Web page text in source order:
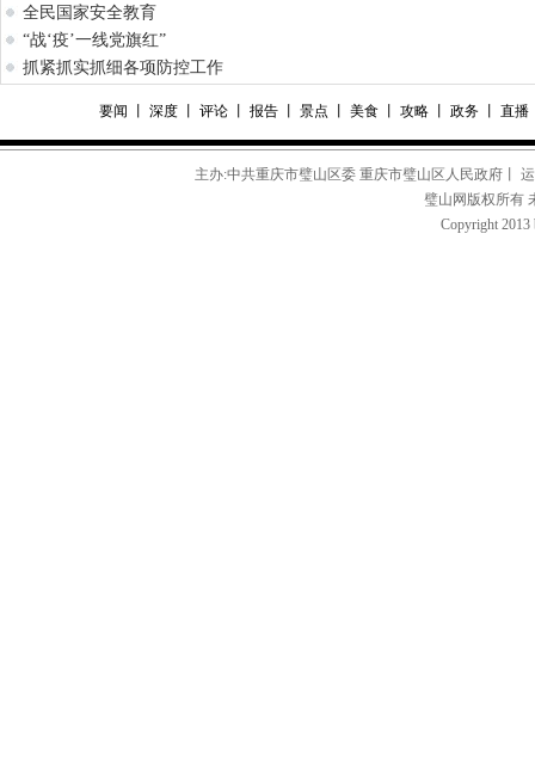
全民国家安全教育
“战‘疫’一线党旗红”
抓紧抓实抓细各项防控工作
要闻 深度 评论 报告 景点 美食 攻略 政务 直播
主办:中共重庆市璧山区委 重庆市璧山区人民政府丨
璧山网版权所有
Copyright